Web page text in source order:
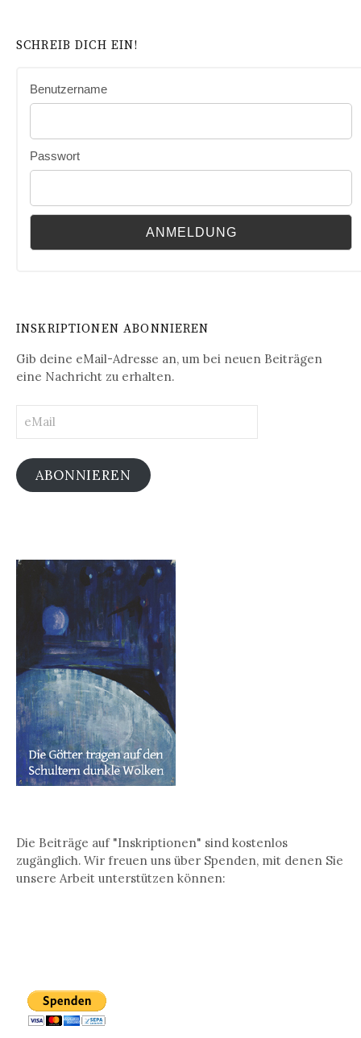
SCHREIB DICH EIN!
Benutzername
Passwort
INSKRIPTIONEN ABONNIEREN
Gib deine eMail-Adresse an, um bei neuen Beiträgen
eine Nachricht zu erhalten.
ABONNIEREN
Die Beiträge auf "Inskriptionen" sind kostenlos
zugänglich. Wir freuen uns über Spenden, mit denen Sie
unsere Arbeit unterstützen können: